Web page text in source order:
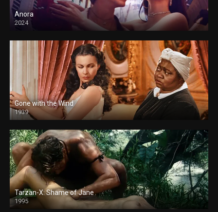
Anora
2024
Gone with the Wind
1939
Tarzan-X: Shame of Jane
1995